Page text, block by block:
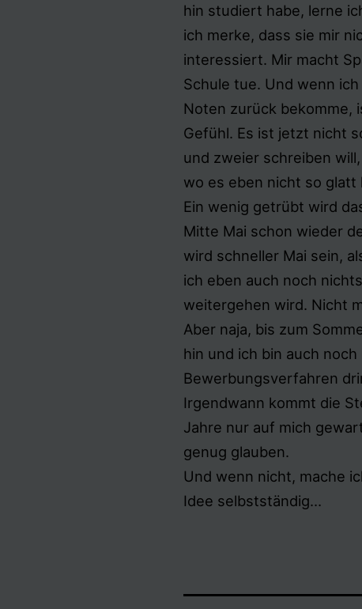
hin studiert habe, lerne
ich merke, dass sie mir
interessiert. Mir macht
Schule tue. Und wenn
Noten zurück bekomme,
Gefühl. Es ist jetzt nicht
und zweier schreiben
wo es eben nicht so
Ein wenig getrübt wird
Mitte Mai schon wieder
wird schneller Mai sein,
ich eben auch noch
weitergehen wird. Nicht
Aber naja, bis zum
hin und ich bin auch noch
Bewerbungsverfahren
Irgendwann kommt die
Jahre nur auf mich
genug glauben.
Und wenn nicht, mache
Idee selbstständig…